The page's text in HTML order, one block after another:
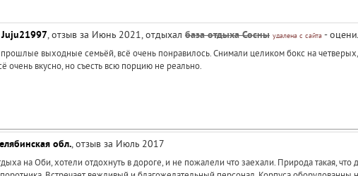
Juju21997, отзыв за Июнь 2021, отдыхал база отдыха Сосны удалена с сайта -
выходные семьёй, всё очень понравилось. Снимали целиком бокс на
очень вкусно, но съесть всю порцию не реально.
обл., отзыв за Июль 2017
на Оби, хотели отдохнуть в дороге, и не пожалели что заехали. Природа такая,